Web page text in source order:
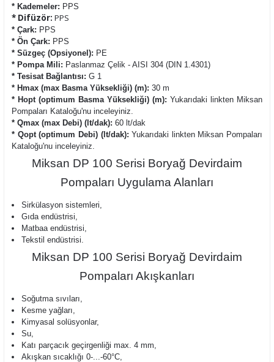
* Kademeler: PPS
* Difüzör: PPS
* Çark: PPS
* Ön Çark: PPS
* Süzgeç (Opsiyonel): PE
* Pompa Mili: Paslanmaz Çelik - AISI 304 (DIN 1.4301)
* Tesisat Bağlantısı: G 1
* Hmax (max Basma Yüksekliği) (m): 30 m
* Hopt (optimum Basma Yüksekliği) (m): Yukarıdaki linkten Miksan
Pompaları Kataloğu'nu inceleyiniz.
* Qmax (max Debi) (lt/dak): 60 lt/dak
* Qopt (optimum Debi) (lt/dak): Yukarıdaki linkten Miksan Pompaları
Kataloğu'nu inceleyiniz.
Miksan DP 100 Serisi Boryağ Devirdaim
Pompaları Uygulama Alanları
Sirkülasyon sistemleri,
Gıda endüstrisi,
Matbaa endüstrisi,
Tekstil endüstrisi.
Miksan DP 100 Serisi Boryağ Devirdaim
Pompaları Akışkanları
Soğutma sıvıları,
Kesme yağları,
Kimyasal solüsyonlar,
Su,
Katı parçacık geçirgenliği max. 4 mm,
Akışkan sıcaklığı 0-...-60°C,